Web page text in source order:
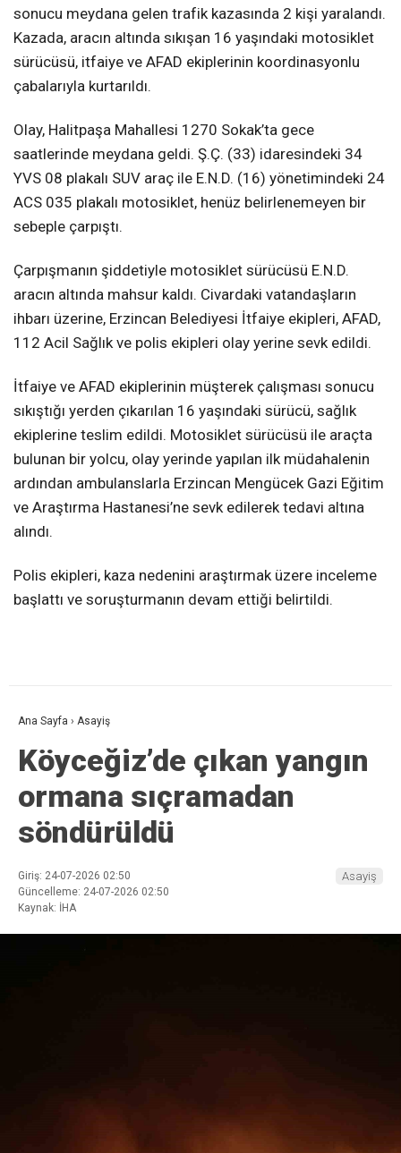
sonucu meydana gelen trafik kazasında 2 kişi yaralandı.
Kazada, aracın altında sıkışan 16 yaşındaki motosiklet
sürücüsü, itfaiye ve AFAD ekiplerinin koordinasyonlu
çabalarıyla kurtarıldı.
Olay, Halitpaşa Mahallesi 1270 Sokak’ta gece
saatlerinde meydana geldi. Ş.Ç. (33) idaresindeki 34
YVS 08 plakalı SUV araç ile E.N.D. (16) yönetimindeki 24
ACS 035 plakalı motosiklet, henüz belirlenemeyen bir
sebeple çarpıştı.
Çarpışmanın şiddetiyle motosiklet sürücüsü E.N.D.
aracın altında mahsur kaldı. Civardaki vatandaşların
ihbarı üzerine, Erzincan Belediyesi İtfaiye ekipleri, AFAD,
112 Acil Sağlık ve polis ekipleri olay yerine sevk edildi.
İtfaiye ve AFAD ekiplerinin müşterek çalışması sonucu
sıkıştığı yerden çıkarılan 16 yaşındaki sürücü, sağlık
ekiplerine teslim edildi. Motosiklet sürücüsü ile araçta
bulunan bir yolcu, olay yerinde yapılan ilk müdahalenin
ardından ambulanslarla Erzincan Mengücek Gazi Eğitim
ve Araştırma Hastanesi’ne sevk edilerek tedavi altına
alındı.
Polis ekipleri, kaza nedenini araştırmak üzere inceleme
başlattı ve soruşturmanın devam ettiği belirtildi.
Ana Sayfa › Asayiş
Köyceğiz’de çıkan yangın
ormana sıçramadan
söndürüldü
Giriş: 24-07-2026 02:50
Güncelleme: 24-07-2026 02:50
Kaynak: İHA
Asayiş